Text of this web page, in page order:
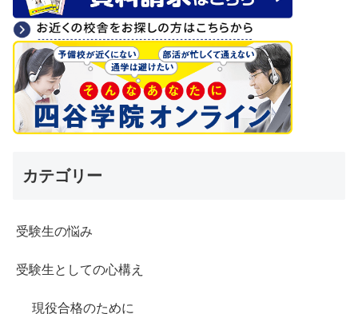
カテゴリー
受験生の悩み
受験生としての心構え
現役合格のために